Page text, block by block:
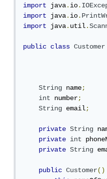
import
java.io.
import
java.io.
import
java.util.
public class Customer
String name;
int
number;
String email;
private String
private
int
private
String
public Customer()